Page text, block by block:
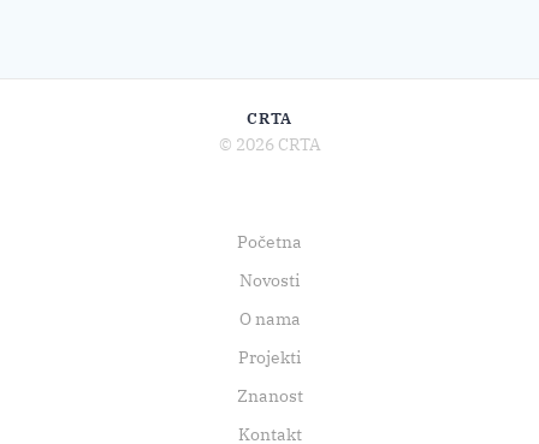
CRTA
© 2026 CRTA
Početna
Novosti
O nama
Projekti
Znanost
Kontakt